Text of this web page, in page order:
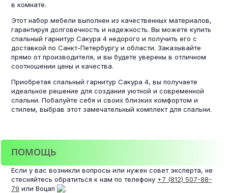
в комнате.
Этот набор мебели выполнен из качественных материалов,
гарантируя долговечность и надежность. Вы можете купить
спальный гарнитур Сакура 4 недорого и получить его с
доставкой по Санкт-Петербургу и области. Заказывайте
прямо от производителя, и вы будете уверены в отличном
соотношении цены и качества.
Приобретая спальный гарнитур Сакура 4, вы получаете
идеальное решение для создания уютной и современной
спальни. Побалуйте себя и своих близких комфортом и
стилем, выбрав этот замечательный комплект для спальни.
ПОМОЩЬ
Если у вас возникли вопросы или нужен совет эксперта, не
стесняйтесь обратиться к нам по телефону +7 (812) 507-88-
79 или Воцап
.